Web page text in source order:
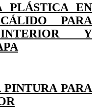
PLÁSTICA EN
PARA
Y
PARA